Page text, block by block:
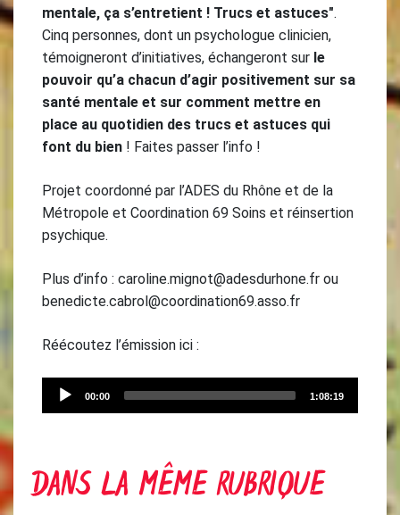
mentale, ça s’entretient ! Trucs et astuces".
Cinq personnes, dont un psychologue clinicien,
témoigneront d’initiatives, échangeront sur le
pouvoir qu’a chacun d’agir positivement sur sa
santé mentale et sur comment mettre en
place au quotidien des trucs et astuces qui
font du bien ! Faites passer l’info !
Projet coordonné par l’ADES du Rhône et de la
Métropole et Coordination 69 Soins et réinsertion
psychique.
Plus d’info : caroline.mignot@adesdurhone.fr ou
benedicte.cabrol@coordination69.asso.fr
Réécoutez l’émission ici :
Audio
Current
00:00
Total
1:08:19
DANS LA MÊME RUBRIQUE